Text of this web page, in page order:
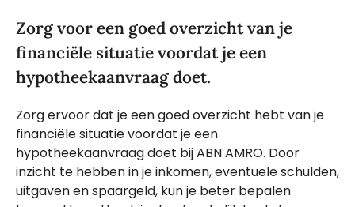
Zorg voor een goed overzicht van je
financiële situatie voordat je een
hypotheekaanvraag doet.
Zorg ervoor dat je een goed overzicht hebt van je
financiële situatie voordat je een
hypotheekaanvraag doet bij ABN AMRO. Door
inzicht te hebben in je inkomen, eventuele schulden,
uitgaven en spaargeld, kun je beter bepalen